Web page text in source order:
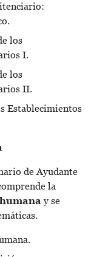
los
I.
los
II.
Establecimientos
de Ayudante
la
y se